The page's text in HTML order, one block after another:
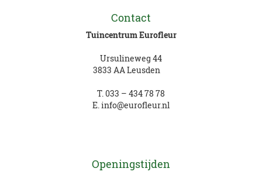
Contact
Tuincentrum Eurofleur
Ursulineweg 44
3833 AA Leusden
T.033 – 434 78 78
E.info@eurofleur.nl
Openingstijden